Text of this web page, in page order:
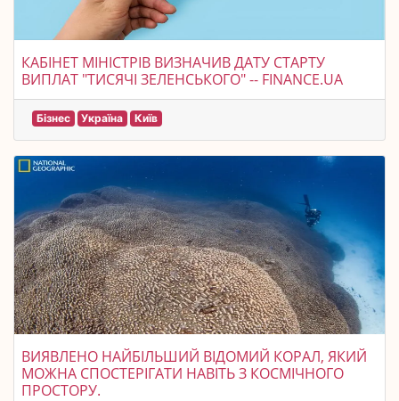
КАБІНЕТ МІНІСТРІВ ВИЗНАЧИВ ДАТУ СТАРТУ
ВИПЛАТ "ТИСЯЧІ ЗЕЛЕНСЬКОГО" -- FINANCE.UA
Бізнес Україна Київ
ВИЯВЛЕНО НАЙБІЛЬШИЙ ВІДОМИЙ КОРАЛ, ЯКИЙ
МОЖНА СПОСТЕРІГАТИ НАВІТЬ З КОСМІЧНОГО
ПРОСТОРУ.